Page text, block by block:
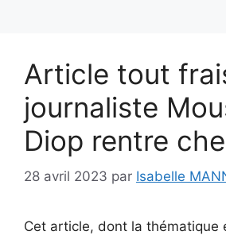
Article tout
journaliste
Diop rentre
28 avril 2023 par Isabelle
Cet article, dont la thématique